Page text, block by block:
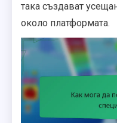
така създават
около платформата.